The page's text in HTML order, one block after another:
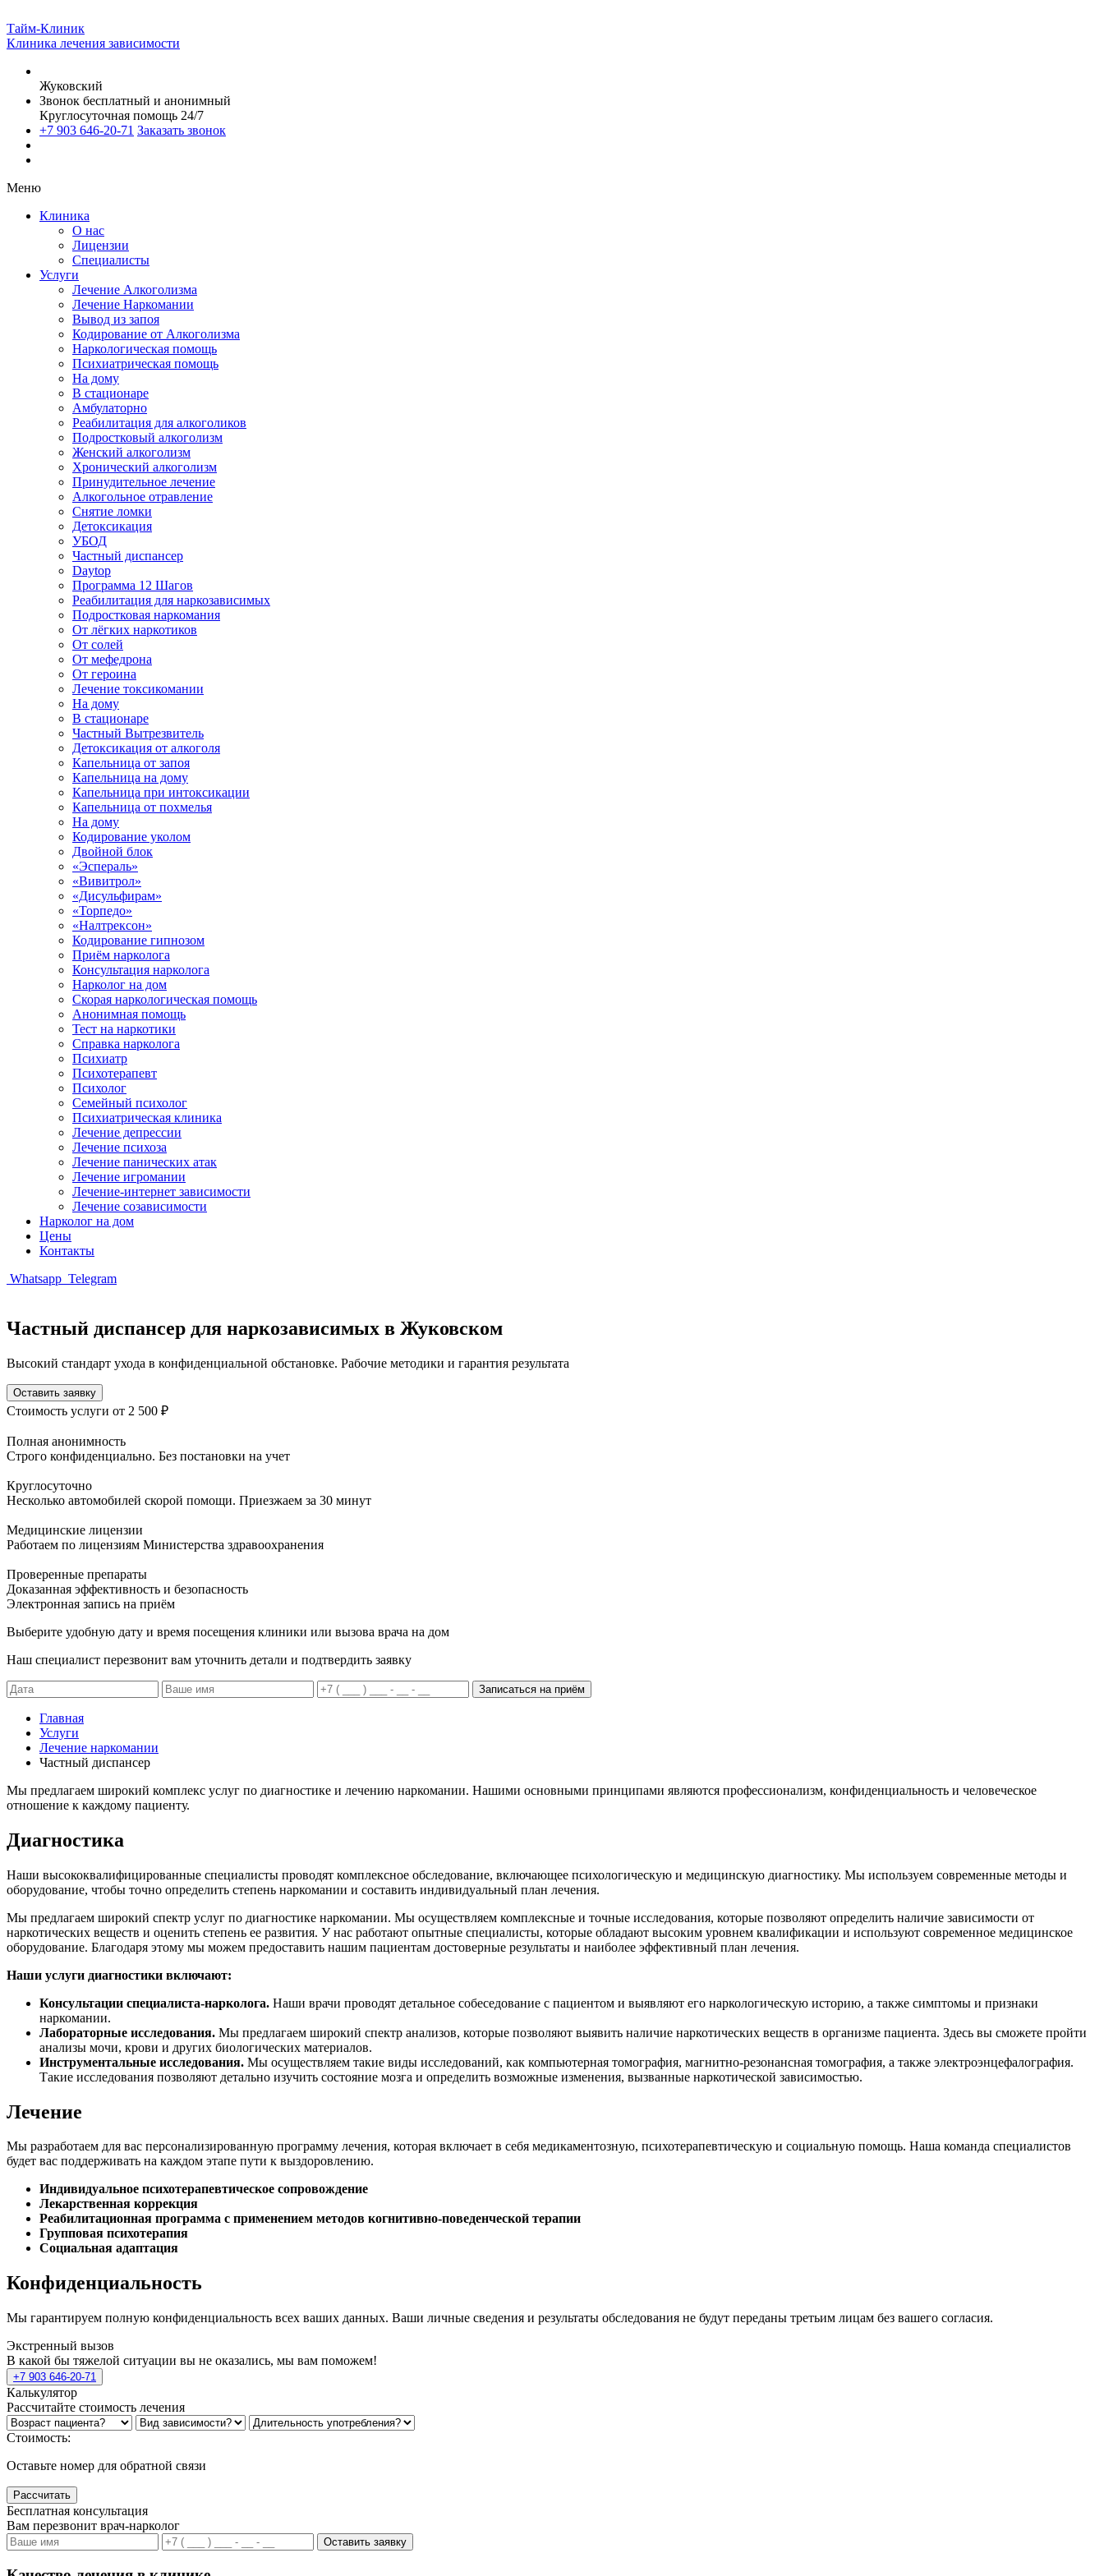
Тайм-Клиник
Клиника лечения зависимости
Жуковский
Звонок бесплатный и анонимный
Круглосуточная помощь 24/7
+7 903 646-20-71 Заказать звонок
Меню
Клиника
О нас
Лицензии
Специалисты
Услуги
Лечение Алкоголизма
Лечение Наркомании
Вывод из запоя
Кодирование от Алкоголизма
Наркологическая помощь
Психиатрическая помощь
На дому
В стационаре
Амбулаторно
Реабилитация для алкоголиков
Подростковый алкоголизм
Женский алкоголизм
Хронический алкоголизм
Принудительное лечение
Алкогольное отравление
Снятие ломки
Детоксикация
УБОД
Частный диспансер
Daytop
Программа 12 Шагов
Реабилитация для наркозависимых
Подростковая наркомания
От лёгких наркотиков
От солей
От мефедрона
От героина
Лечение токсикомании
На дому
В стационаре
Частный Вытрезвитель
Детоксикация от алкоголя
Капельница от запоя
Капельница на дому
Капельница при интоксикации
Капельница от похмелья
На дому
Кодирование уколом
Двойной блок
«Эспераль»
«Вивитрол»
«Дисульфирам»
«Торпедо»
«Налтрексон»
Кодирование гипнозом
Приём нарколога
Консультация нарколога
Нарколог на дом
Скорая наркологическая помощь
Анонимная помощь
Тест на наркотики
Справка нарколога
Психиатр
Психотерапевт
Психолог
Семейный психолог
Психиатрическая клиника
Лечение депрессии
Лечение психоза
Лечение панических атак
Лечение игромании
Лечение-интернет зависимости
Лечение созависимости
Нарколог на дом
Цены
Контакты
Whatsapp Telegram
Частный диспансер для наркозависимых в Жуковском
Высокий стандарт ухода в конфиденциальной обстановке. Рабочие методики и гарантия результата
Оставить заявку
Стоимость услуги от 2 500 ₽
Полная анонимность
Строго конфиденциально. Без постановки на учет
Круглосуточно
Несколько автомобилей скорой помощи. Приезжаем за 30 минут
Медицинские лицензии
Работаем по лицензиям Министерства здравоохранения
Проверенные препараты
Доказанная эффективность и безопасность
Электронная запись на приём
Выберите удобную дату и время посещения клиники или вызова врача на дом
Наш специалист перезвонит вам уточнить детали и подтвердить заявку
Записаться на приём
Главная
Услуги
Лечение наркомании
Частный диспансер
Мы предлагаем широкий комплекс услуг по диагностике и лечению наркомании. Нашими основными принципами являются профессионализм, конфиденциальность и человеческое
отношение к каждому пациенту.
Диагностика
Наши высококвалифицированные специалисты проводят комплексное обследование, включающее психологическую и медицинскую диагностику. Мы используем современные методы и
оборудование, чтобы точно определить степень наркомании и составить индивидуальный план лечения.
Мы предлагаем широкий спектр услуг по диагностике наркомании. Мы осуществляем комплексные и точные исследования, которые позволяют определить наличие зависимости от
наркотических веществ и оценить степень ее развития. У нас работают опытные специалисты, которые обладают высоким уровнем квалификации и используют современное медицинское
оборудование. Благодаря этому мы можем предоставить нашим пациентам достоверные результаты и наиболее эффективный план лечения.
Наши услуги диагностики включают:
Консультации специалиста-нарколога. Наши врачи проводят детальное собеседование с пациентом и выявляют его наркологическую историю, а также симптомы и признаки
наркомании.
Лабораторные исследования. Мы предлагаем широкий спектр анализов, которые позволяют выявить наличие наркотических веществ в организме пациента. Здесь вы сможете пройти
анализы мочи, крови и других биологических материалов.
Инструментальные исследования. Мы осуществляем такие виды исследований, как компьютерная томография, магнитно-резонансная томография, а также электроэнцефалография.
Такие исследования позволяют детально изучить состояние мозга и определить возможные изменения, вызванные наркотической зависимостью.
Лечение
Мы разработаем для вас персонализированную программу лечения, которая включает в себя медикаментозную, психотерапевтическую и социальную помощь. Наша команда специалистов
будет вас поддерживать на каждом этапе пути к выздоровлению.
Индивидуальное психотерапевтическое сопровождение
Лекарственная коррекция
Реабилитационная программа с применением методов когнитивно-поведенческой терапии
Групповая психотерапия
Социальная адаптация
Конфиденциальность
Мы гарантируем полную конфиденциальность всех ваших данных. Ваши личные сведения и результаты обследования не будут переданы третьим лицам без вашего согласия.
Экстренный вызов
В какой бы тяжелой ситуации вы не оказались, мы вам поможем!
+7 903 646-20-71
Калькулятор
Рассчитайте стоимость лечения
Стоимость:
Оставьте номер для обратной связи
Рассчитать
Бесплатная консультация
Вам перезвонит врач-нарколог
Оставить заявку